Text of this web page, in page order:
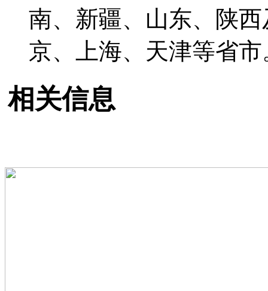
南、新疆、山东、陕
京、上海、天津等省市
相关信息